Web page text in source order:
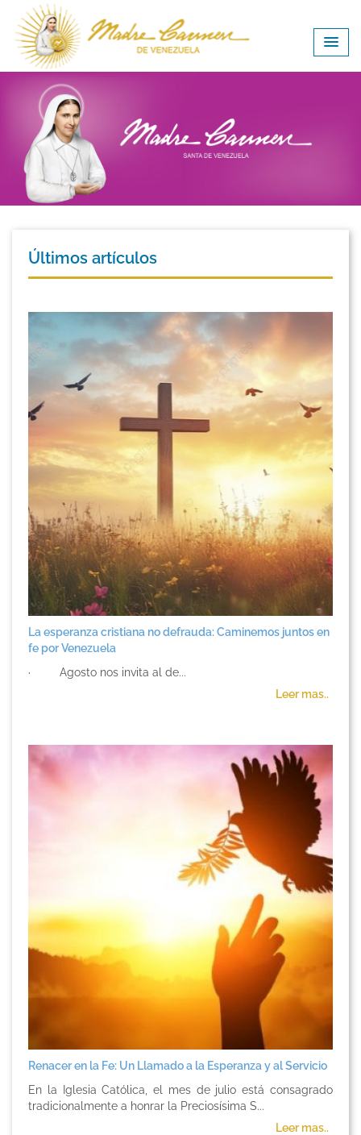
Últimos artículos
La esperanza cristiana no defrauda: Caminemos juntos en
fe por Venezuela
· Agosto nos invita al de...
Leer mas..
Renacer en la Fe: Un Llamado a la Esperanza y al Servicio
En la Iglesia Católica, el mes de julio está consagrado
tradicionalmente a honrar la Preciosísima S...
Leer mas..